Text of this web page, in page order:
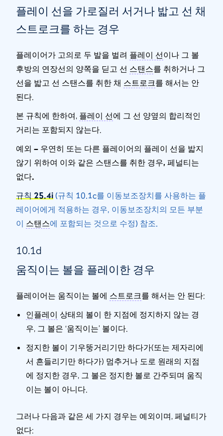
플레이 선을 가로질러 서거나 밟고 선 채
스트로크를 하는 경우
플레이어가 고의로 두 발을 벌려 플레이 선이나 그 볼
후방의 연장선의 양쪽을 딛고 선 스탠스를 취하거나 그
선을 밟고 선 스탠스를 취한 채 스트로크를 해서는 안
된다.
본 규칙에 한하여, 플레이 선에 그 선 양옆의 합리적인
거리는 포함되지 않는다.
예외 – 우연히 또는 다른 플레이어의 플레이 선을 밟지
않기 위하여 이와 같은 스탠스를 취한 경우, 페널티는
없다.
규칙 25.4i (규칙 10.1c를 이동보조장치를 사용하는 플
레이어에게 적용하는 경우, 이동보조장치의 모든 부분
이 스탠스에 포함되는 것으로 수정) 참조.
10.1d
움직이는 볼을 플레이한 경우
플레이어는 움직이는 볼에 스트로크를 해서는 안 된다:
인플레이 상태의 볼이 한 지점에 정지하지 않는 경
우, 그 볼은 ‘움직이는’ 볼이다.
정지한 볼이 기우뚱거리기만 하다가(또는 제자리에
서 흔들리기만 하다가) 멈추거나 도로 원래의 지점
에 정지한 경우, 그 볼은 정지한 볼로 간주되며 움직
이는 볼이 아니다.
그러나 다음과 같은 세 가지 경우는 예외이며, 페널티가
없다: